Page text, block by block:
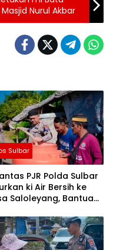
Nurul Akbar
Sulbar
PJR Polda Sulbar
ki Air Bersih ke
Saloleyang, Bantuan